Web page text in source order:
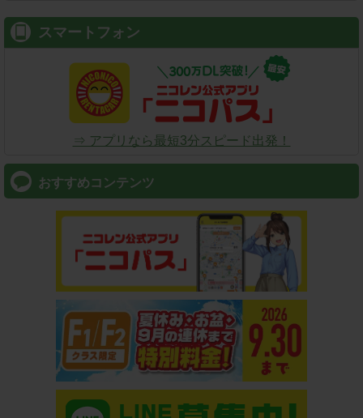
スマートフォン
⇒ アプリなら最短3分スピード出発！
おすすめコンテンツ